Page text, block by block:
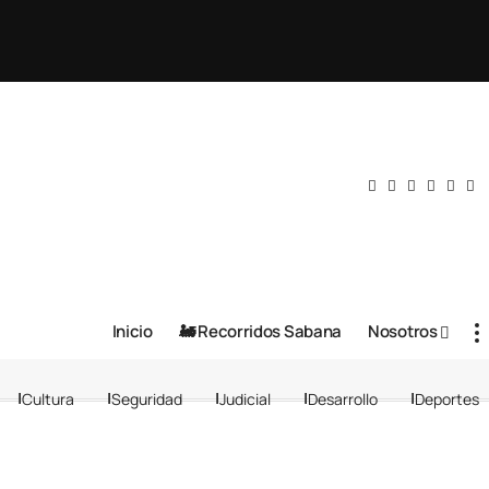
Inicio 🚂 Recorridos Sabana Nosotros
Cultura Seguridad Judicial Desarrollo Deportes